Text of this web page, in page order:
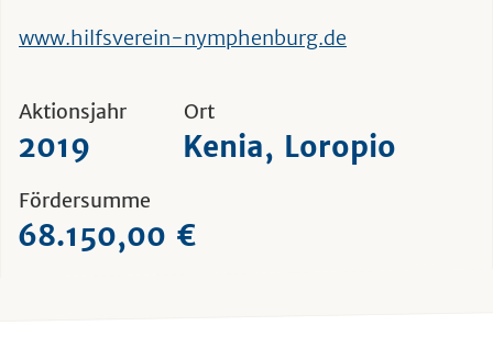
www.hilfsverein-nymphenburg.de
Aktionsjahr
2019
Ort
Kenia, Loropio
Fördersumme
68.150,00 €